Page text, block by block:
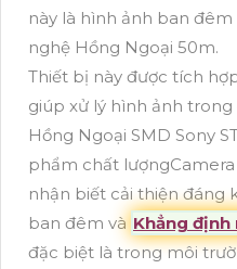
này là hình ảnh ban
nghệ Hồng Ngoại 50m.
Thiết bị này được tích
giúp xử lý hình ảnh trong
Hồng Ngoại SMD Sony
phẩm chất
nhận biết cải thiện đáng
ban đêm và Khẳng định
đặc biệt là trong môi